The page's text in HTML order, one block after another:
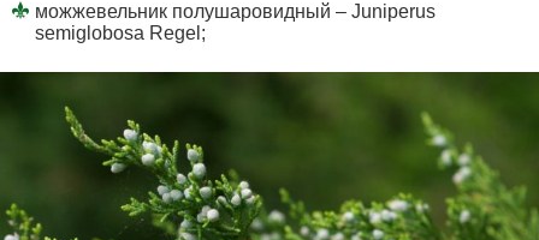
можжевельник полушаровидный – Juniperus
semiglobosa Regel;